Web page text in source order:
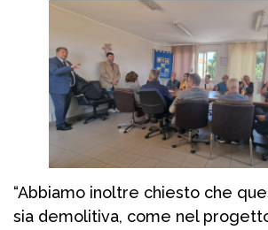
“Abbiamo inoltre chiesto che
sia demolitiva, come nel